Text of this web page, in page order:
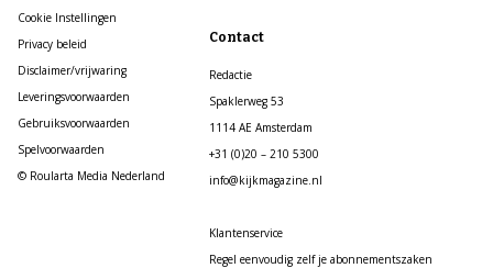
Cookie Instellingen
Privacy beleid
Disclaimer/vrijwaring
Leveringsvoorwaarden
Gebruiksvoorwaarden
Spelvoorwaarden
© Roularta Media Nederland
Contact
Redactie
Spaklerweg 53
1114 AE Amsterdam
+31 (0)20 – 210 5300
info@kijkmagazine.nl
Klantenservice
Regel eenvoudig zelf je abonnementszaken